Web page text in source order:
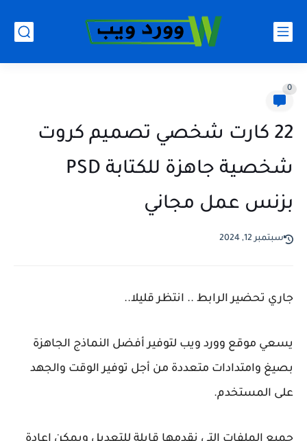
0
22 كارت شخصي تصميم كروت
شخصية جاهزة للكتابة PSD
بزنس عمل مجاني
سبتمبر 12, 2024
جاري تحضير الرابط .. انتظر قليلا..
يسعي موقع وورد ويب لتوفير أفضل النماذج الجاهزة
بصيغ وامتدادات متعددة من أجل توفير الوقت والجهد
على المستخدم.